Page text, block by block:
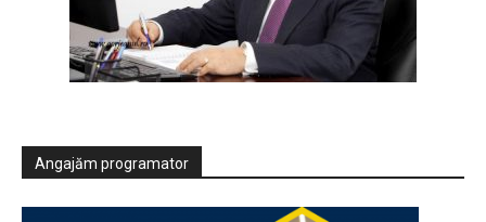
Angajăm programator